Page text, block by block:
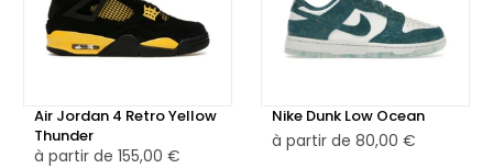
Air Jordan 4 Retro Yellow
Thunder
à partir de 155,00 €
Nike Dunk Low Ocean
à partir de 80,00 €